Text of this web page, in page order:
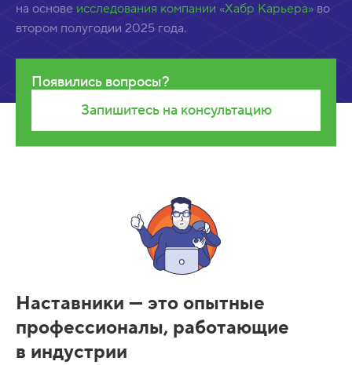
на основе исследования компании «Хабр Карьера» во
втором полугодии 2025 года.
Появились вопросы?
Запишитесь на консультацию
Наставники — это опытные
профессионалы, работающие
в индустрии